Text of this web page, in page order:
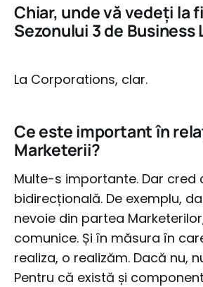
Chiar, unde vă vedeți la
Sezonului 3 de Business
La Corporations, clar.
Ce este important în
Marketerii?
Multe-s importante. Dar cred
bidirecțională. De exemplu,
nevoie din partea
comunice. Și în măsura în
realiza, o realizăm. Dacă nu,
Pentru că există și